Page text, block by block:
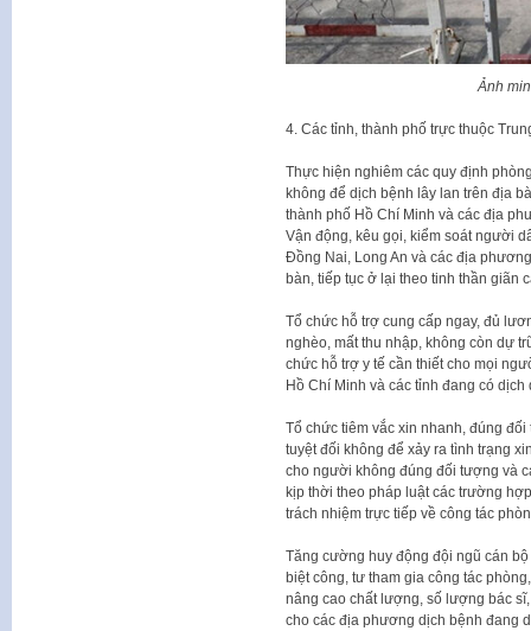
Ảnh
4. Các tỉnh, thành phố trực thuộc
Thực hiện nghiêm các quy định
không để dịch bệnh lây lan trên địa
thành phố Hồ Chí Minh và các địa
Vận động, kêu gọi, kiểm soát người
Đồng Nai, Long An và các địa
bàn, tiếp tục ở lại theo tinh thần giãn
Tổ chức hỗ trợ cung cấp ngay, đủ
nghèo, mất thu nhập, không còn dự
chức hỗ trợ y tế cần thiết cho mọi
Hồ Chí Minh và các tỉnh đang có
Tổ chức tiêm vắc xin nhanh, đúng
tuyệt đối không để xảy ra tình trạng
cho người không đúng đối tượng và
kịp thời theo pháp luật các trường
trách nhiệm trực tiếp về công tác
Tăng cường huy động đội ngũ cán
biệt công, tư tham gia công tác
nâng cao chất lượng, số lượng bác
cho các địa phương dịch bệnh đang